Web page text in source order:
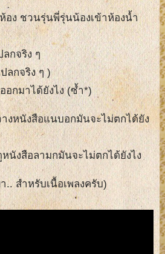
อง ชวนรุ่นพี่รุ่นน้องเข้าห้องน้ำ
กจริง ๆ
ลกจริง ๆ )
กมาได้ยังไง (ซ้ำ*)
งหนังสือแนบอกมันจะไม่ตกได้ยัง
นังสือลามกมันจะไม่ตกได้ยังไง
สำหรับเนื้อเพลงครับ)